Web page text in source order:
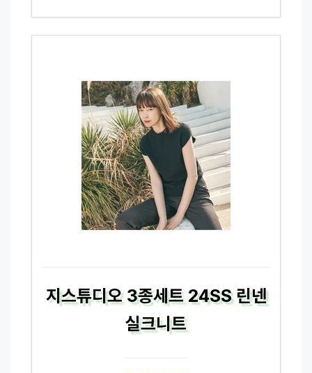
지스튜디오 3종세트 24SS 린넨
실크니트